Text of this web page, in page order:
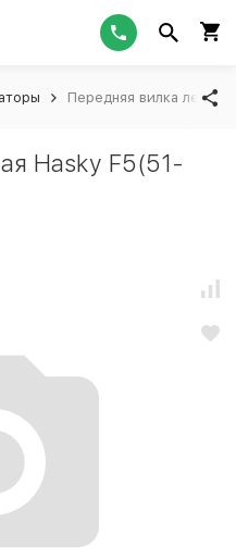
Передняя вилка левая
Hasky F5(51-